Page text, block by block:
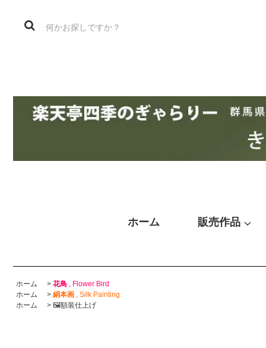
ホーム 販売作品
ホーム > 花鳥 , Flower Bird
ホーム
> 絹本画 , Silk Painting
ホーム
> 🖼額装仕上げ